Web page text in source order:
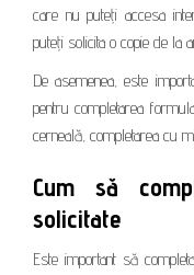
care nu puteți accesa
puteți solicita o copie de la
De asemenea, este
pentru completarea
cerneală, completarea cu
Cum să
solicitate
Este important să